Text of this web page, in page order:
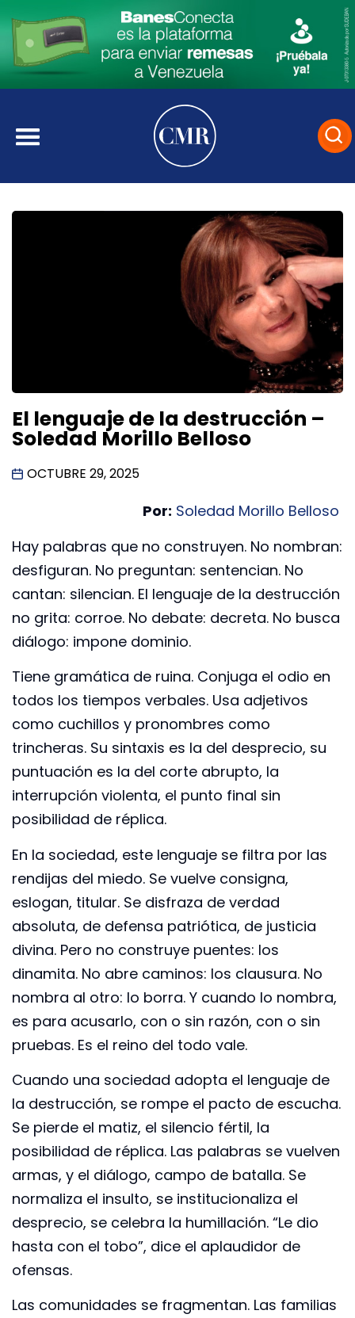
El lenguaje de la destrucción –
Soledad Morillo Belloso
OCTUBRE 29, 2025
Por: Soledad Morillo Belloso
Hay palabras que no construyen. No nombran:
desfiguran. No preguntan: sentencian. No
cantan: silencian. El lenguaje de la destrucción
no grita: corroe. No debate: decreta. No busca
diálogo: impone dominio.
Tiene gramática de ruina. Conjuga el odio en
todos los tiempos verbales. Usa adjetivos
como cuchillos y pronombres como
trincheras. Su sintaxis es la del desprecio, su
puntuación es la del corte abrupto, la
interrupción violenta, el punto final sin
posibilidad de réplica.
En la sociedad, este lenguaje se filtra por las
rendijas del miedo. Se vuelve consigna,
eslogan, titular. Se disfraza de verdad
absoluta, de defensa patriótica, de justicia
divina. Pero no construye puentes: los
dinamita. No abre caminos: los clausura. No
nombra al otro: lo borra. Y cuando lo nombra,
es para acusarlo, con o sin razón, con o sin
pruebas. Es el reino del todo vale.
Cuando una sociedad adopta el lenguaje de
la destrucción, se rompe el pacto de escucha.
Se pierde el matiz, el silencio fértil, la
posibilidad de réplica. Las palabras se vuelven
armas, y el diálogo, campo de batalla. Se
normaliza el insulto, se institucionaliza el
desprecio, se celebra la humillación. “Le dio
hasta con el tobo”, dice el aplaudidor de
ofensas.
Las comunidades se fragmentan. Las familias